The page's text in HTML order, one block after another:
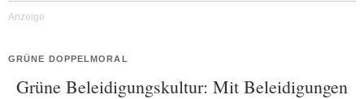
GRÜNE DOPPELMORAL
Grüne Beleidigungskultur: Mit Beleidigungen